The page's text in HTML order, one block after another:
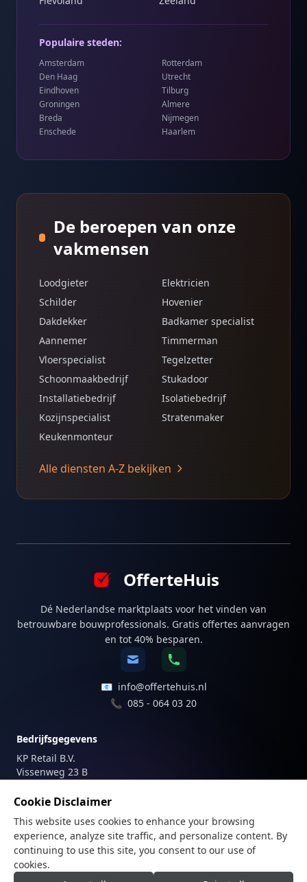
Populaire steden:
Amsterdam
Rotterdam
Den Haag
Utrecht
Eindhoven
Tilburg
Groningen
Almere
Breda
Nijmegen
Enschede
Haarlem
De beroepen van onze
vakmensen
Loodgieter
Elektricien
Schilder
Hovenier
Dakdekker
Badkamer specialist
Aannemer
Timmerman
Vloerspecialist
Tegelzetter
Schoonmaakbedrijf
Stukadoor
Installatiebedrijf
Isolatiebedrijf
Kozijnspecialist
Stratenmaker
Keukenmonteur
Alle diensten A-Z bekijken
OfferteHuis
Dé Nederlandse marktplaats voor het vinden van
betrouwbare bouwprofessionals. Gratis offertes aanvragen
en tot 40% besparen.
📧 info@offertehuis.nl
📞 085 - 064 03 20
Bedrijfsgegevens
KP Retail B.V.
Vissenweg 23 B
Nederland
Registraties
KvK-nummer: 81747179
BTW-nummer: NL862205487B01
Cookie Disclaimer
This website uses cookies to enhance your browsing
experience, analyze site traffic, and personalize content. By
continuing to use this site, you consent to our use of
cookies.